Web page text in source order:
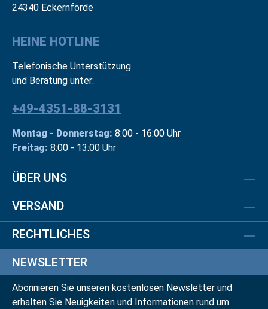
24340 Eckernförde
HEINE HOTLINE
Telefonische Unterstützung
und Beratung unter:
+49-4351-88-3131
Montag - Donnerstag: 8:00 - 16:00 Uhr
Freitag: 8:00 - 13:00 Uhr
ÜBER UNS
VERSAND
RECHTLICHES
NEWSLETTER
Abonnieren Sie unseren kostenlosen Newsletter und
erhalten Sie Neuigkeiten und Informationen rund um